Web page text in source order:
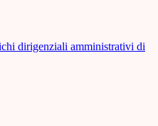
dirigenziali amministrativi di